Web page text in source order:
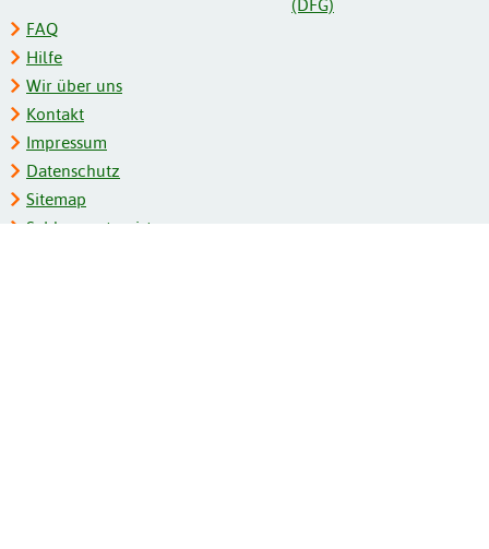
FAQ
Hilfe
Wir über uns
Kontakt
Impressum
Datenschutz
Sitemap
Schlagwortregister